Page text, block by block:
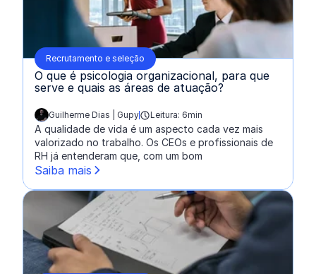
Recrutamento e seleção
O que é psicologia organizacional, para que
serve e quais as áreas de atuação?
escrito por:
Guilherme Dias | Gupy Leitura: 6min
A qualidade de vida é um aspecto cada vez mais
valorizado no trabalho. Os CEOs e profissionais de
RH já entenderam que, com um bom
Saiba mais